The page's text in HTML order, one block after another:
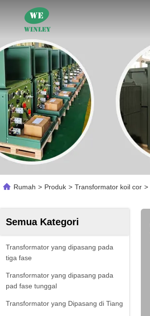
Rumah > Produk > Transformator koil cor >
Semua Kategori
Transformator yang dipasang pada
tiga fase
Transformator yang dipasang pada
pad fase tunggal
Transformator yang Dipasang di Tiang